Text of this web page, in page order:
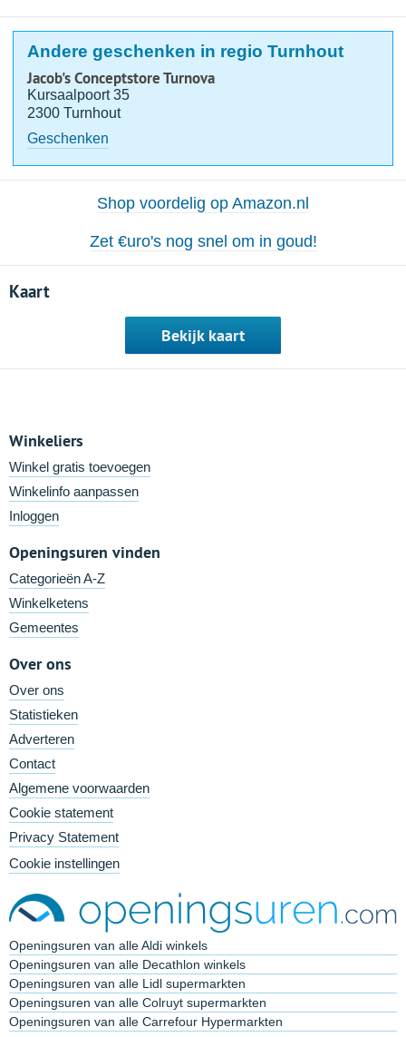
Andere geschenken in regio Turnhout
Jacob's Conceptstore Turnova
Kursaalpoort 35
2300 Turnhout
Geschenken
Shop voordelig op Amazon.nl
Zet €uro's nog snel om in goud!
Kaart
Bekijk kaart
Winkeliers
Winkel gratis toevoegen
Winkelinfo aanpassen
Inloggen
Openingsuren vinden
Categorieën A-Z
Winkelketens
Gemeentes
Over ons
Over ons
Statistieken
Adverteren
Contact
Algemene voorwaarden
Cookie statement
Privacy Statement
Cookie instellingen
Openingsuren van alle Aldi winkels
Openingsuren van alle Decathlon winkels
Openingsuren van alle Lidl supermarkten
Openingsuren van alle Colruyt supermarkten
Openingsuren van alle Carrefour Hypermarkten